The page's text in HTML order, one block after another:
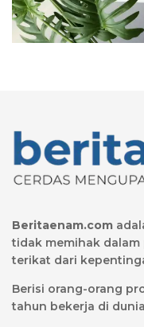
Beritaenam.com
tidak memihak
terikat dari
Berisi orang-orang
tahun bekerja di